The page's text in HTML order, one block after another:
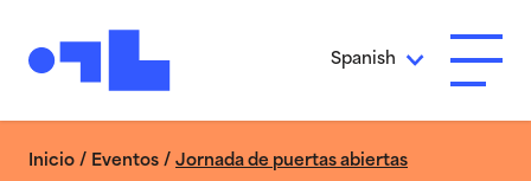
Spanish Abrir
Inicio / Eventos / Jornada de puertas abiertas